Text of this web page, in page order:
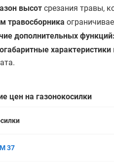
высот срезания травы,
травосборника
дополнительных функций:
характеристики
цен на газонокосилки
37